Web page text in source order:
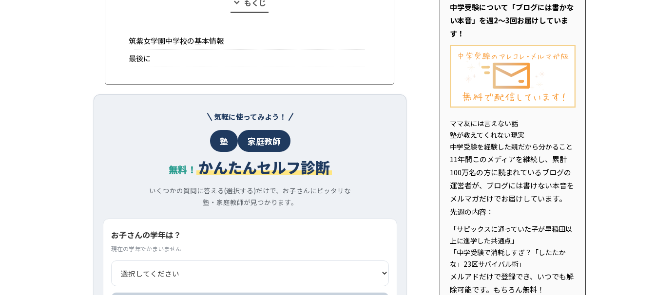
もくじ
筑紫女学園中学校の基本情報
最後に
気軽に使ってみよう！
塾 家庭教師
無料！ かんたんセルフ診断
いくつかの質問に答える(選択する)だけで、お子さんにピッタリな
塾・家庭教師が見つかります。
お子さんの学年は？
現在の学年でかまいません
中学受験について「ブログには書かな
い本音」を週2～3回お届けしていま
す！
ママ友には言えない話
塾が教えてくれない現実
中学受験を経験した親だから分かること
11年間このメディアを継続し、累計
100万名の方に読まれているブログの
運営者が、ブログには書けない本音を
メルマガだけでお届けしています。
先週の内容：
「サピックスに通っていた子が早稲田以
上に進学した共通点」
「中学受験で消耗しすぎ？「したたか
な」23区サバイバル術」
メルアドだけで登録でき、いつでも解
除可能です。もちろん無料！